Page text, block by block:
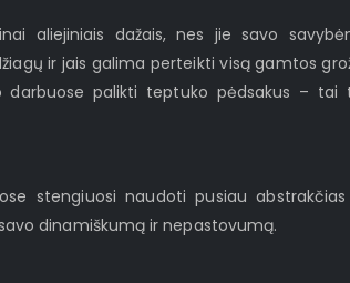
aliejiniais dažais, nes jie savo
ir jais galima perteikti visą gamtos
darbuose palikti teptuko pėdsakus – tai
stengiuosi naudoti pusiau
dinamiškumą ir nepastovumą.